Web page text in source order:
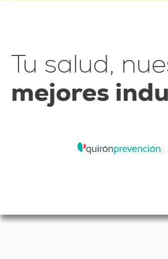
Tu salud,
mejores